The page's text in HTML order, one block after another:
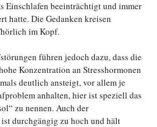
Einschlafen beeinträchtigt und immer
hatte. Die Gedanken kreisen
im Kopf.
führen jedoch dazu, dass die
Konzentration an Stresshormonen
deutlich ansteigt, vor allem je
anhalten, hier ist speziell das
zu nennen. Auch der
durchgängig zu hoch und hält